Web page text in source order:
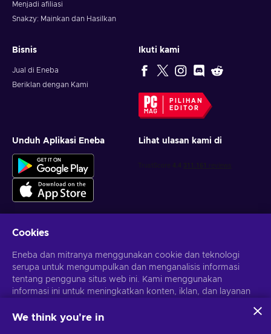
Menjadi afiliasi
Snakzy: Mainkan dan Hasilkan
Bisnis
Jual di Eneba
Beriklan dengan Kami
Ikuti kami
PILIHAN
EDITOR
Unduh Aplikasi Eneba Lihat ulasan kami di
Berlangganan
Kamu dapat berhenti berlangganan kapan saja. Kunjungi
Cookies
Eneba dan mitranya menggunakan cookie dan teknologi
serupa untuk mengumpulkan dan menganalisis informasi
tentang pengguna situs web ini. Kami menggunakan
informasi ini untuk meningkatkan konten, iklan, dan layanan
personalisasi iklan.
We think you're in